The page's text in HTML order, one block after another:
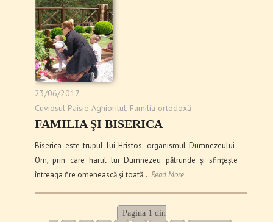
23/06/2017
Cuviosul Paisie Aghioritul, Familia ortodoxă
FAMILIA ŞI BISERICA
Biserica este trupul lui Hristos, organismul Dumnezeului-
Om, prin care harul lui Dumnezeu pătrunde şi sfinţeşte
întreaga fire omenească şi toată…Read More
Pagina 1 din